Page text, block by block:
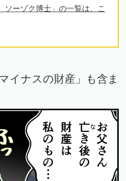
ソーゾク博士」の一覧は、こ
イナスの財産」も含ま